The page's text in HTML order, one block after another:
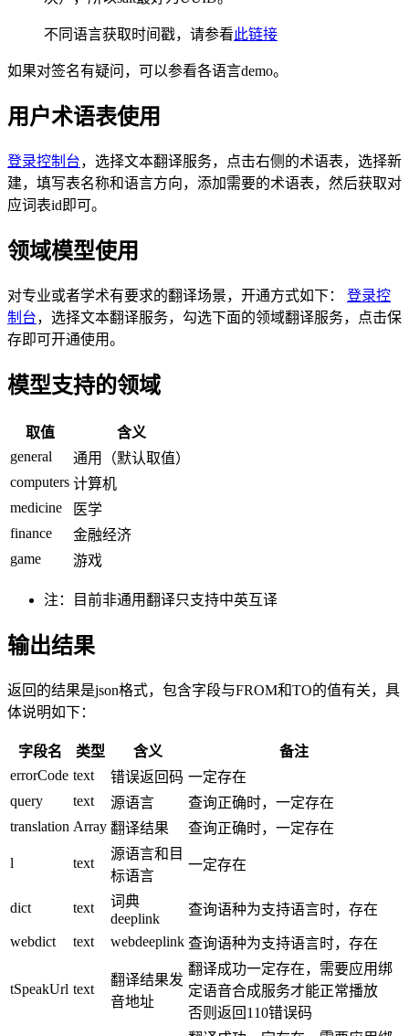
不同语言获取时间戳，请参看此链接
如果对签名有疑问，可以参看各语言demo。
用户术语表使用
登录控制台，选择文本翻译服务，点击右侧的术语表，选择新
建，填写表名称和语言方向，添加需要的术语表，然后获取对
应词表id即可。
领域模型使用
对专业或者学术有要求的翻译场景，开通方式如下： 登录控
制台，选择文本翻译服务，勾选下面的领域翻译服务，点击保
存即可开通使用。
模型支持的领域
取值
含义
general
通用（默认取值）
computers 计算机
medicine
医学
finance
金融经济
game
游戏
注：目前非通用翻译只支持中英互译
输出结果
返回的结果是json格式，包含字段与FROM和TO的值有关，具
体说明如下：
字段名 类型 含义
备注
errorCode text 错误返回码 一定存在
query
text 源语言
查询正确时，一定存在
translation Array 翻译结果 查询正确时，一定存在
l text
源语言和目
标语言
一定存在
dict text
词典
deeplink
查询语种为支持语言时，存在
webdict text webdeeplink 查询语种为支持语言时，存在
tSpeakUrl text
翻译结果发
音地址
翻译成功一定存在，需要应用绑
定语音合成服务才能正常播放
否则返回110错误码